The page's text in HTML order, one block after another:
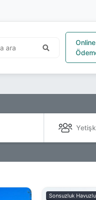
Online
Sonsuzluk